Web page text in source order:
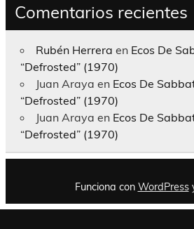
Comentarios recientes
Rubén Herrera en Ecos De
“Defrosted” (1970)
Juan Araya en Ecos De
“Defrosted” (1970)
Juan Araya en Ecos De
“Defrosted” (1970)
Funciona con WordPress